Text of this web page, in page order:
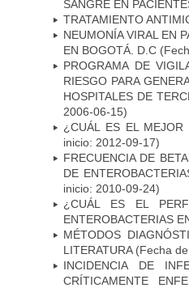
SANGRE EN
TRATAMIENTO
NEUMONÍA VIRAL EN
EN BOGOTÁ. D.C
PROGRAMA DE
RIESGO PARA
HOSPITALES DE
2006-06-15)
¿CUÁL ES EL MEJOR
inicio: 2012-09-17)
FRECUENCIA DE
DE
inicio: 2010-09-24)
¿CUÁL ES EL
ENTEROBACTERIAS
MÉTODOS
LITERATURA(Fecha de
INCIDENCIA DE
CRÍTICAMENTE